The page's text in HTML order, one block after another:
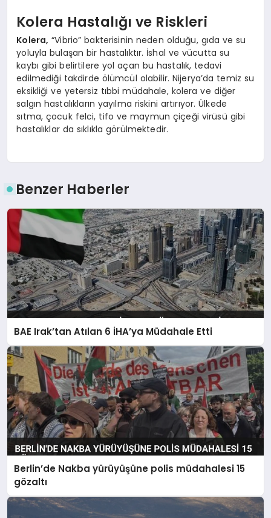
Kolera Hastalığı ve Riskleri
Kolera, “Vibrio” bakterisinin neden olduğu, gıda ve su
yoluyla bulaşan bir hastalıktır. İshal ve vücutta su
kaybı gibi belirtilere yol açan bu hastalık, tedavi
edilmediği takdirde ölümcül olabilir. Nijerya’da temiz su
eksikliği ve yetersiz tıbbi müdahale, kolera ve diğer
salgın hastalıkların yayılma riskini artırıyor. Ülkede
sıtma, çocuk felci, tifo ve maymun çiçeği virüsü gibi
hastalıklar da sıklıkla görülmektedir.
Benzer Haberler
BAE Irak’tan Atılan 6 İHA’ya Müdahale Etti
Berlin’de Nakba yürüyüşüne polis müdahalesi 15
gözaltı